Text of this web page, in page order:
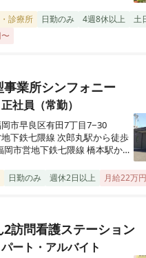
で14分
診療所 日勤のみ 4週8休以上
土
事業所シンフォニー
正社員（常勤）
市早良区有田7丁目7−30
下鉄七隈線 次郎丸駅から徒歩
岡市営地下鉄七隈線 橋本駅から
日勤のみ 週休2日以上 月給22万
2訪問看護ステーション
パート・アルバイト